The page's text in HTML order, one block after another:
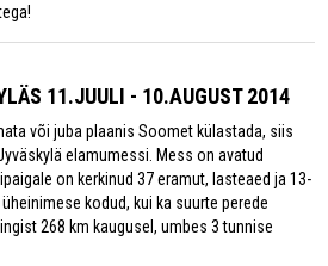
11.JUULI - 10.AUGUST 2014
või juba plaanis Soomet külastada, siis
elamumessi. Mess on avatud
on kerkinud 37 eramut, lasteaed ja 13-
kodud, kui ka suurte perede
268 km kaugusel, umbes 3 tunnise